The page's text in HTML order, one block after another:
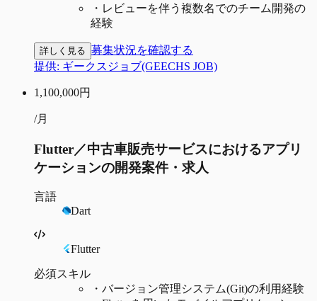
・ レビューを伴う複数名でのチーム開発の
経験
詳しく見る 募集状況を確認する
提供: ギークスジョブ(GEECHS JOB)
1,100,000円
/月
Flutter／中古車販売サービスにおけるアプリ
ケーションの開発案件・求人
言語
Dart
Flutter
必須スキル
・ バージョン管理システム(Git)の利用経験